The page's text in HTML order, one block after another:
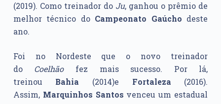
(2019). Como treinador do Ju, ganhou o prêmio de
melhor técnico do Campeonato Gaúcho deste
ano.
Foi no Nordeste que o novo treinador
do Coelhão fez mais sucesso. Por lá,
treinou Bahia (2014)e Fortaleza (2016).
Assim, Marquinhos Santos venceu um estadual